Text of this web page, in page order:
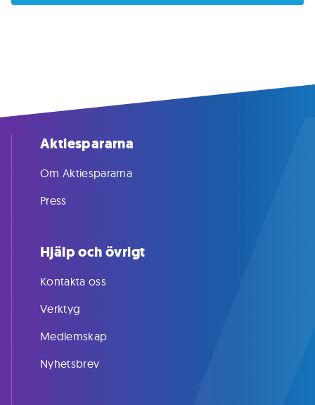
Aktiespararna
Om Aktiespararna
Press
Hjälp och övrigt
Kontakta oss
Verktyg
Medlemskap
Nyhetsbrev